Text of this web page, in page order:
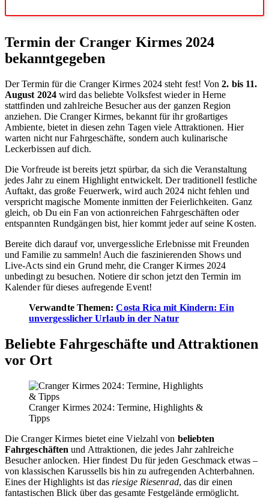
Termin der Cranger Kirmes 2024
bekanntgegeben
Der Termin für die Cranger Kirmes 2024 steht fest! Von2. bis 11.
August 2024wird das beliebte Volksfest wieder in Herne
stattfinden und zahlreiche Besucher aus der ganzen Region
anziehen. Die Cranger Kirmes, bekannt für ihr großartiges
Ambiente, bietet in diesen zehn Tagen viele Attraktionen. Hier
warten nicht nur Fahrgeschäfte, sondern auch kulinarische
Leckerbissen auf dich.
Die Vorfreude ist bereits jetzt spürbar, da sich die Veranstaltung
jedes Jahr zu einem Highlight entwickelt. Der traditionell festliche
Auftakt, das große Feuerwerk, wird auch 2024 nicht fehlen und
verspricht magische Momente inmitten der Feierlichkeiten. Ganz
gleich, ob Du ein Fan von actionreichen Fahrgeschäften oder
entspannten Rundgängen bist, hier kommt jeder auf seine Kosten.
Bereite dich darauf vor, unvergessliche Erlebnisse mit Freunden
und Familie zu sammeln! Auch die faszinierenden Shows und
Live-Acts sind ein Grund mehr, die Cranger Kirmes 2024
unbedingt zu besuchen. Notiere dir schon jetzt den Termin im
Kalender für dieses aufregende Event!
Verwandte Themen:Costa Rica mit Kindern: Ein
unvergesslicher Urlaub in der Natur
Beliebte Fahrgeschäfte und Attraktionen
vor Ort
Cranger Kirmes 2024: Termine, Highlights &
Tipps
Die Cranger Kirmes bietet eine Vielzahl von beliebten
Fahrgeschäften und Attraktionen, die jedes Jahr zahlreiche
Besucher anlocken. Hier findest Du für jeden Geschmack etwas –
von klassischen Karussells bis hin zu aufregenden Achterbahnen.
Eines der Highlights ist dasriesige Riesenrad, das dir einen
fantastischen Blick über das gesamte Festgelände ermöglicht.